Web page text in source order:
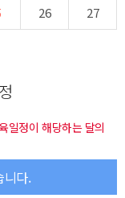
26
27
일정이 해당하는 달의
니다.